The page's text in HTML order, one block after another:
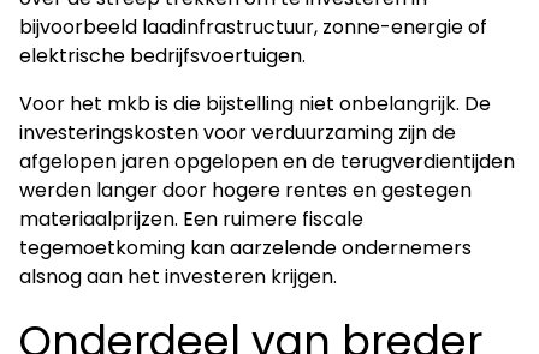
bijvoorbeeld laadinfrastructuur, zonne-energie of
elektrische bedrijfsvoertuigen.
Voor het mkb is die bijstelling niet onbelangrijk. De
investeringskosten voor verduurzaming zijn de
afgelopen jaren opgelopen en de terugverdientijden
werden langer door hogere rentes en gestegen
materiaalprijzen. Een ruimere fiscale
tegemoetkoming kan aarzelende ondernemers
alsnog aan het investeren krijgen.
Onderdeel van breder